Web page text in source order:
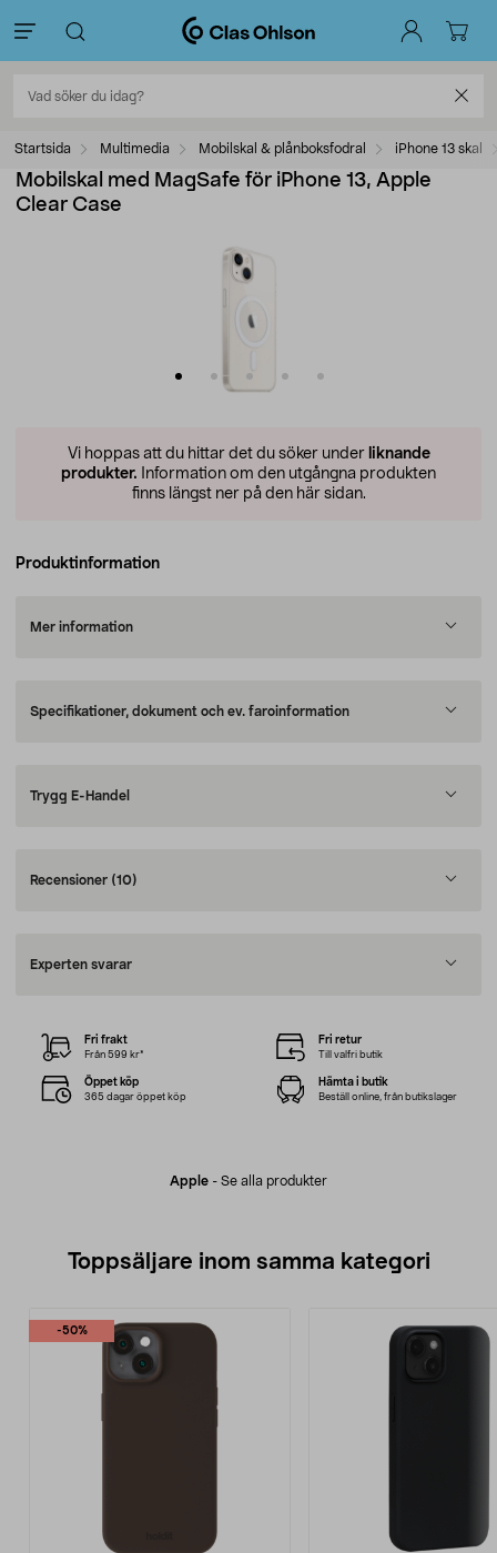
Startsida Multimedia Mobilskal & plånboksfodral iPhone 13 skal
Mobilskal med MagSafe för iPhone 13, Apple
Clear Case
Vi hoppas att du hittar det du söker under liknande
produkter. Information om den utgångna produkten
finns längst ner på den här sidan.
Produktinformation
Mer information
Specifikationer, dokument och ev. faroinformation
Trygg E-Handel
Recensioner (10)
Experten svarar
Apple - Se alla produkter
Fri frakt
Från 599 kr*
Fri retur
Till valfri butik
Öppet köp
365 dagar öppet köp
Hämta i butik
Beställ online, från butikslager
Toppsäljare inom samma kategori
-50%